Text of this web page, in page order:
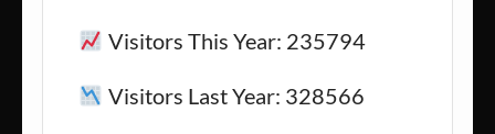
Visitors This Year: 235794
Visitors Last Year: 328566